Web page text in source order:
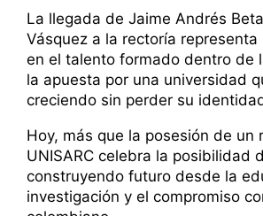
La llegada de Jaime Andrés
Vásquez a la rectoría representa
en el talento formado dentro de
la apuesta por una universidad
creciendo sin perder su
Hoy, más que la posesión de un
UNISARC celebra la posibilidad
construyendo futuro desde la
investigación y el compromiso